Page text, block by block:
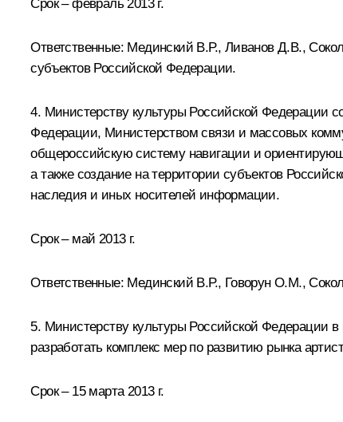
Срок – февраль 2013 г.
Ответственные: Мединский В.Р., Ливанов Д.В.,
субъектов Российской Федерации.
4. Министерству культуры Российской Федерации
Федерации, Министерством связи и массовых
общероссийскую систему навигации и
а также создание на территории субъектов
наследия и иных носителей информации.
Срок – май 2013 г.
Ответственные: Мединский В.Р., Говорун О.М.,
5. Министерству культуры Российской Федерации
разработать комплекс мер по развитию рынка
Срок – 15 марта 2013 г.